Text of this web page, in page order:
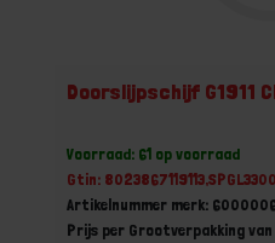
Doorslijpschijf G1911
Voorraad: 61 op voorraad
Gtin:
Artikelnummer merk:
Prijs per Grootverpakking